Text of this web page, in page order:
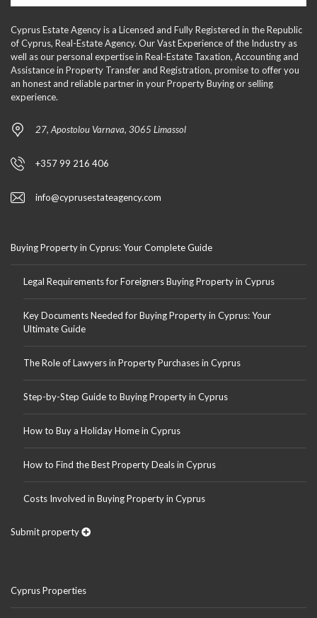
Cyprus Estate Agency is a Licensed and Fully Registered in the Republic
of Cyprus, Real-Estate Agency. Our Vast Experience of the Industry as
well as our personal expertise in Real-Estate Taxation, Accounting and
Assistance in Property Transfer and Registration, promise to offer you
an honest and reliable partner in your Property Buying or selling
experience.
27, Apostolou Varnava, 3065 Limassol
+357 99 216 406
info@cyprusestateagency.com
Buying Property in Cyprus: Your Complete Guide
Legal Requirements for Foreigners Buying Property in Cyprus
Key Documents Needed for Buying Property in Cyprus: Your
Ultimate Guide
The Role of Lawyers in Property Purchases in Cyprus
Step-by-Step Guide to Buying Property in Cyprus
How to Buy a Holiday Home in Cyprus
How to Find the Best Property Deals in Cyprus
Costs Involved in Buying Property in Cyprus
Submit property
Cyprus Properties